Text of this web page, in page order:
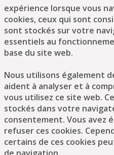
expérience lorsque vous
cookies, ceux qui sont
sont stockés sur votre
essentiels au
base du site web.
Nous utilisons également
aident à analyser et à
vous utilisez ce site web.
stockés dans votre
consentement. Vous avez
refuser ces cookies.
certains de ces cookies